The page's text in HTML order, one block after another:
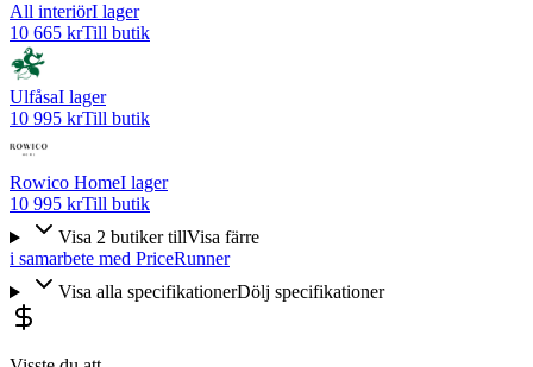
All interiörI lager
10 665 krTill butik
UlfåsaI lager
10 995 krTill butik
Rowico HomeI lager
10 995 krTill butik
Visa 2 butiker tillVisa färre
i samarbete med PriceRunner
Visa alla specifikationerDölj specifikationer